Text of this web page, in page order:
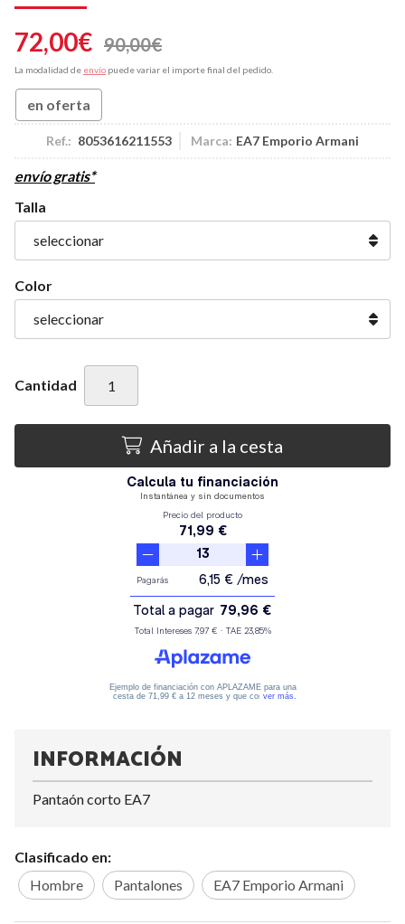
72,00€ 90,00€
La modalidad de envío puede variar el importe final del pedido.
en oferta
Ref.: 8053616211553 Marca: EA7 Emporio Armani
envío gratis*
Talla
Color
Cantidad
Añadir a la cesta
INFORMACIÓN
Pantaón corto EA7
Clasificado en:
Hombre
Pantalones EA7 Emporio Armani